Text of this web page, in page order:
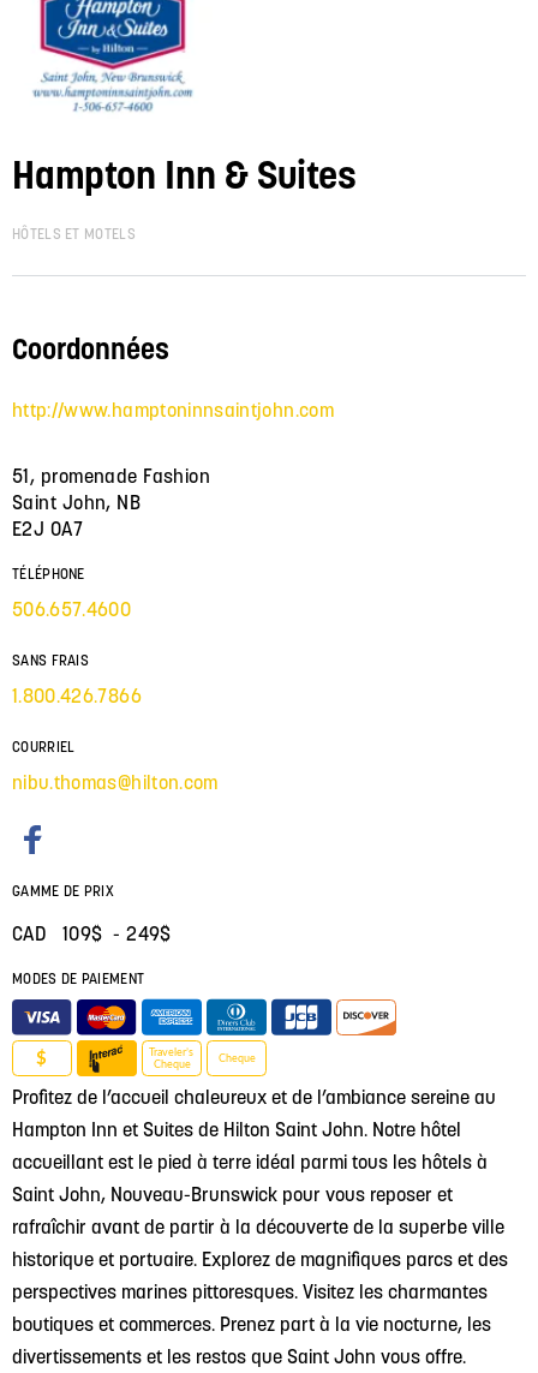
Hampton Inn & Suites
HÔTELS ET MOTELS
Profitez de l’accueil chaleureux et de l’ambiance sereine au
Hampton Inn et Suites de Hilton Saint John. Notre hôtel
accueillant est le pied à terre idéal parmi tous les hôtels à
Saint John, Nouveau-Brunswick pour vous reposer et
rafraîchir avant de partir à la découverte de la superbe ville
historique et portuaire. Explorez de magnifiques parcs et des
perspectives marines pittoresques. Visitez les charmantes
boutiques et commerces. Prenez part à la vie nocturne, les
divertissements et les restos que Saint John vous offre.
Coordonnées
http://www.hamptoninnsaintjohn.com
51, promenade Fashion
Saint John, NB
E2J 0A7
TÉLÉPHONE
506.657.4600
SANS FRAIS
1.800.426.7866
COURRIEL
nibu.thomas@hilton.com
GAMME DE PRIX
CAD 109$ - 249$
MODES DE PAIEMENT
$ Traveler’s
Cheque
Cheque